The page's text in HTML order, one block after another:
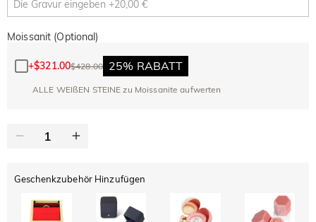
Moissanit (Optional)
+$321.00$428.00 25% RABATT
ALLE WEIßEN STEINE zu Moissanite aufwerten
Geschenkzubehör Hinzufügen